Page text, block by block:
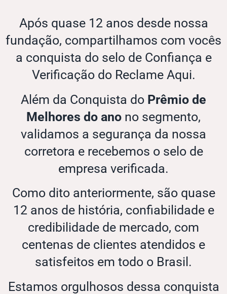
Após quase 12 anos desde nossa
fundação, compartilhamos com vocês
a conquista do selo de Confiança e
Verificação do Reclame Aqui.
Além da Conquista do Prêmio de
Melhores do ano no segmento,
validamos a segurança da nossa
corretora e recebemos o selo de
empresa verificada.
Como dito anteriormente, são quase
12 anos de história, confiabilidade e
credibilidade de mercado, com
centenas de clientes atendidos e
satisfeitos em todo o Brasil.
Estamos orgulhosos dessa conquista